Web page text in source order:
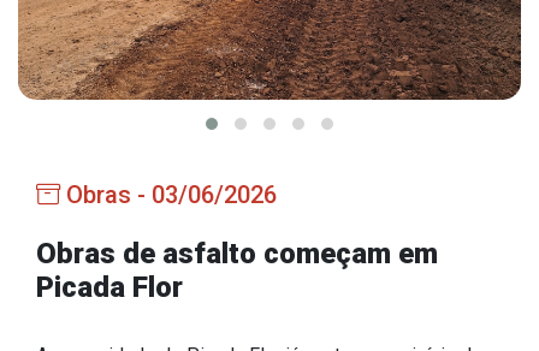
Administração
Agricultura e Meio Ambiente
Obras
Saúde
Obras - 03/06/2026
Obras de asfalto começam em
Picada Flor